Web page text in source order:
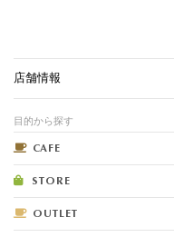
店舗情報
目的から探す
CAFE
STORE
OUTLET